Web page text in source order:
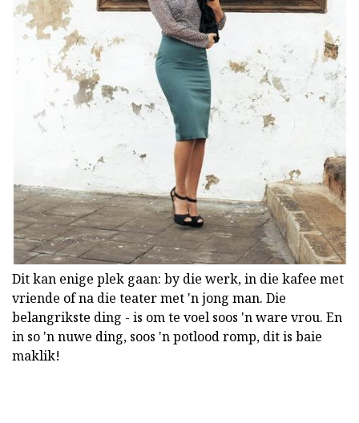
Dit kan enige plek gaan: by die werk, in die kafee met
vriende of na die teater met 'n jong man. Die
belangrikste ding - is om te voel soos 'n ware vrou. En
in so 'n nuwe ding, soos 'n potlood romp, dit is baie
maklik!